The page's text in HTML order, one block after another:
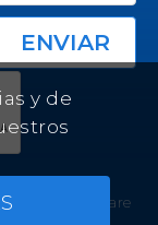
Estate Software
y de